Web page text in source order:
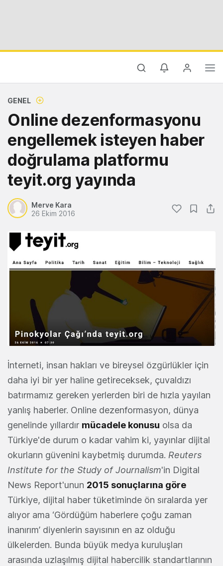
GENEL
Online dezenformasyonu
engellemek isteyen haber
doğrulama platformu
teyit.org yayında
Merve Kara
26 Ekim 2016
İnterneti, insan hakları ve bireysel özgürlükler için
daha iyi bir yer haline getireceksek, çuvaldızı
batırmamız gereken yerlerden biri de hızla yayılan
yanlış haberler. Online dezenformasyon, dünya
genelinde yıllardır mücadele konusu olsa da
Türkiye'de durum o kadar vahim ki, yayınlar dijital
okurların güvenini kaybetmiş durumda. Reuters
Institute for the Study of Journalism'in Digital
News Report'unun 2015 sonuçlarına göre
Türkiye, dijital haber tüketiminde ön sıralarda yer
alıyor ama ‘Gördüğüm haberlere çoğu zaman
inanırım’ diyenlerin sayısının en az olduğu
ülkelerden. Bunda büyük medya kuruluşları
arasında uzlaşılmış dijital habercilik standartlarının